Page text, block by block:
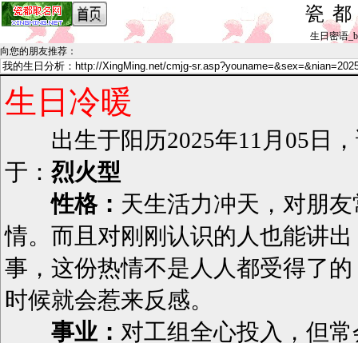
瓷
生日密语
向您的朋友推荐 ：
生日冷暖
出生于阳历2025年11月05日
于： 烈火型
性格： 天生活力冲天，对朋
情。而且对刚刚认识的人也能讲
事，这份热情不是人人都受得了
时候就会惹来反感。
事业： 对工组全心投入，但